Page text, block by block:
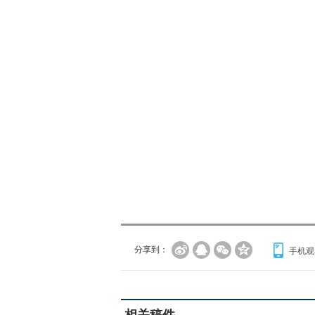
分享到： 手机